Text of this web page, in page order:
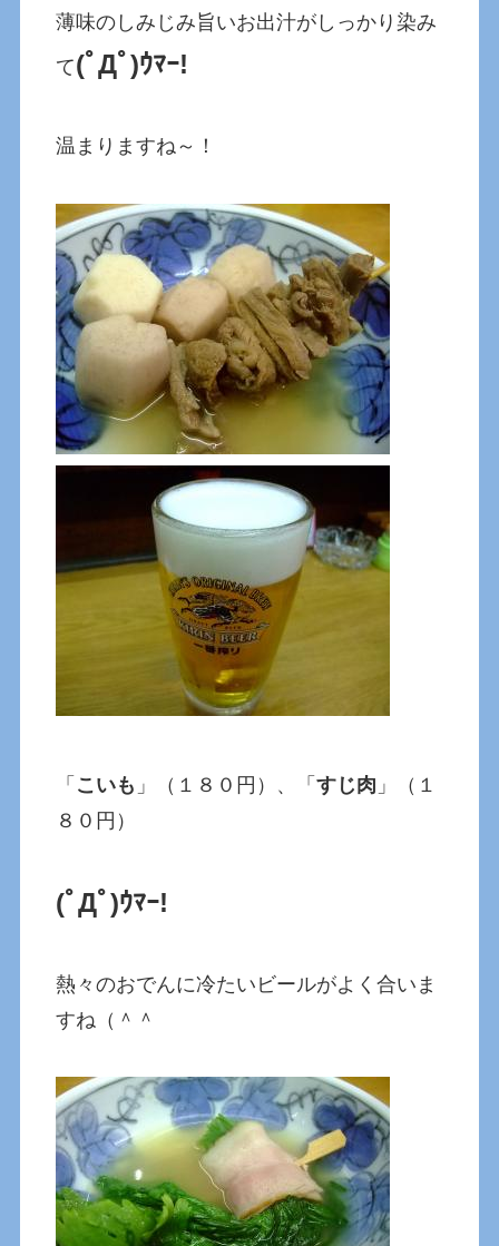
薄味のしみじみ旨いお出汁がしっかり染み
て(ﾟДﾟ)ｳﾏｰ!
温まりますね～！
「 こいも 」（１８０円）、「すじ肉 」（１
８０円）
(ﾟДﾟ)ｳﾏｰ!
熱々のおでんに冷たいビールがよく合いま
すね（＾＾